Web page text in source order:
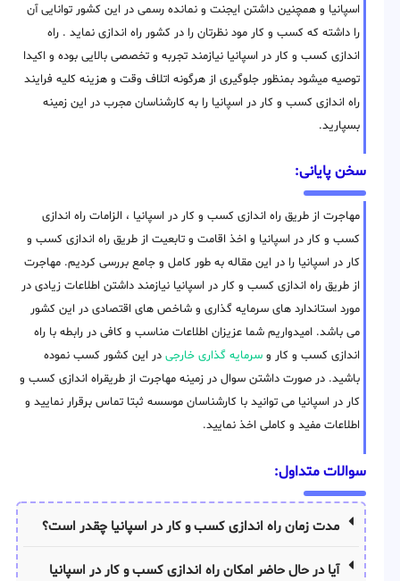
اسپانیا و همچنین داشتن ایجنت و نمانده رسمی در این کشور توانایی آن
را داشته که کسب و کار مود نظرتان را در کشور راه اندازی نماید . راه
اندازی کسب و کار در اسپانیا نیازمند تجربه و تخصصی بالایی بوده و اکیدا
توصیه میشود بمنظور جلوگیری از هرگونه اتلاف وقت و هزینه کلیه فرایند
راه اندازی کسب و کار در اسپانیا را به کارشناسان مجرب در این زمینه
بسپارید.
سخن پایانی:
مهاجرت از طریق راه اندازی کسب و کار در اسپانیا ، الزامات راه اندازی
کسب و کار در اسپانیا و اخذ اقامت و تابعیت از طریق راه اندازی کسب و
کار در اسپانیا را در این مقاله به طور کامل و جامع بررسی کردیم. مهاجرت
از طریق راه اندازی کسب و کار در اسپانیا نیازمند داشتن اطلاعات زیادی در
مورد استاندارد های سرمایه گذاری و شاخص های اقتصادی در این کشور
می باشد. امیدواریم شما عزیزان اطلاعات مناسب و کافی در رابطه با راه
اندازی کسب و کار و سرمایه گذاری خارجیدر این کشور کسب نموده
باشید. در صورت داشتن سوال در زمینه مهاجرت از طریقراه اندازی کسب و
کار در اسپانیا می توانید با کارشناسان موسسه ثبتا تماس برقرار نمایید و
اطلاعات مفید و کاملی اخذ نمایید.
سوالات متداول:
مدت زمان راه اندازی کسب و کار در اسپانیا چقدر است؟
آیا در حال حاضر امکان راه اندازی کسب و کار در اسپانیا